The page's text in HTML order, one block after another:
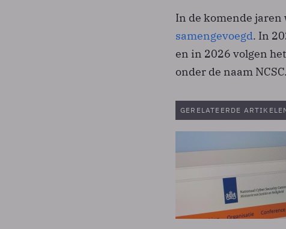
In de komende
samengevoegd. In
en in 2026 volgen
onder de naam NCSC.
GERELATEERDE